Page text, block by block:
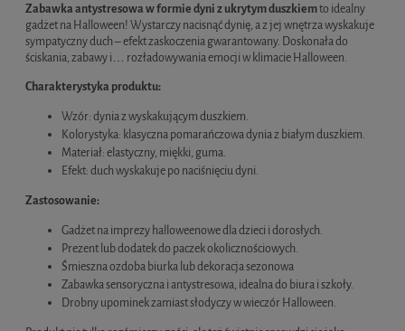
Zabawka antystresowa w formie dyni z ukrytym duszkiemto idealny
gadżet na Halloween! Wystarczy nacisnąć dynię, a z jej wnętrza wyskakuje
sympatyczny duch – efekt zaskoczenia gwarantowany. Doskonała do
ściskania, zabawy i… rozładowywania emocji w klimacie Halloween.
Charakterystyka produktu:
Wzór: dynia z wyskakującym duszkiem.
Kolorystyka: klasyczna pomarańczowa dynia z białym duszkiem.
Materiał: elastyczny, miękki, guma.
Efekt: duch wyskakuje po naciśnięciu dyni.
Zastosowanie:
Gadżet na imprezy halloweenowe dla dzieci i dorosłych.
Prezent lub dodatek do paczek okolicznościowych.
Śmieszna ozdoba biurka lub dekoracja sezonowa
Zabawka sensoryczna i antystresowa, idealna do biura i szkoły.
Drobny upominek zamiast słodyczy w wieczór Halloween.